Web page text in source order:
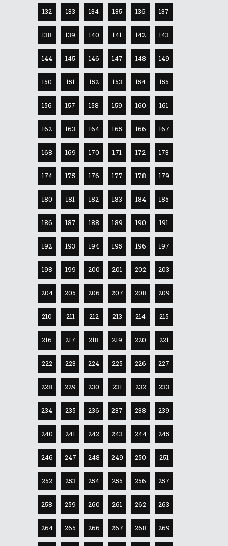
132 133 134 135 136 137
138 139 140 141 142 143
144 145 146 147 148 149
150 151 152 153 154 155
156 157 158 159 160 161
162 163 164 165 166 167
168 169 170 171 172 173
174 175 176 177 178 179
180 181 182 183 184 185
186 187 188 189 190 191
192 193 194 195 196 197
198 199 200 201 202 203
204 205 206 207 208 209
210 211 212 213 214 215
216 217 218 219 220 221
222 223 224 225 226 227
228 229 230 231 232 233
234 235 236 237 238 239
240 241 242 243 244 245
246 247 248 249 250 251
252 253 254 255 256 257
258 259 260 261 262 263
264 265 266 267 268 269